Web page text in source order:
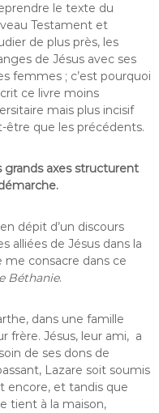
le texte du
Testament et
de plus près, les
de Jésus avec ses
femmes ; c’est pourquoi
ce livre moins
mais plus incisif
être que les précédents.
grands axes structurent
dépit d’un discours
alliées de Jésus dans la
me consacre dans ce
Béthanie.
dans une famille
frère. Jésus, leur ami, a
de ses dons de
Lazare soit soumis
encore, et tandis que
tient à la maison,